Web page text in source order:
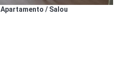
Apartamento / Salou